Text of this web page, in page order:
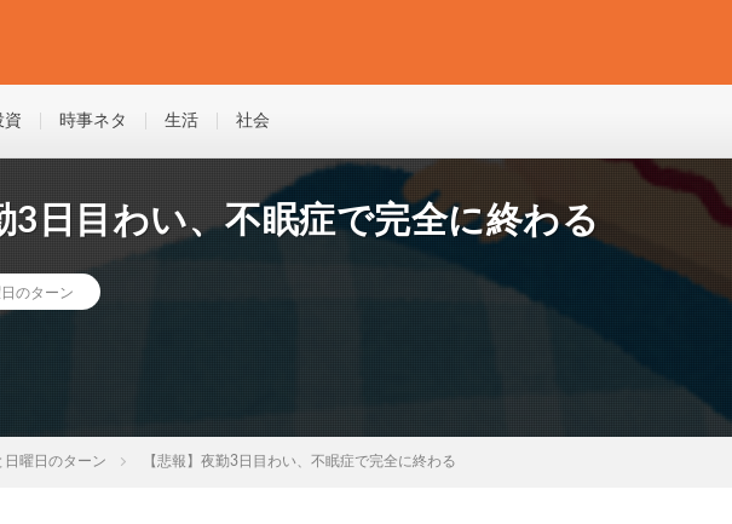
資 時事ネタ 生活 社会
3日目わい、不眠症で完全に終わる
のターン
日曜日のターン 【悲報】夜勤3日目わい、不眠症で完全に終わる